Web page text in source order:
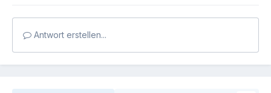
Antwort erstellen...